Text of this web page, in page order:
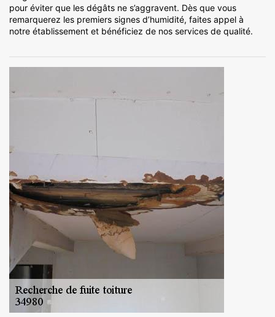
pour éviter que les dégâts ne s’aggravent. Dès que vous
remarquerez les premiers signes d’humidité, faites appel à
notre établissement et bénéficiez de nos services de qualité.